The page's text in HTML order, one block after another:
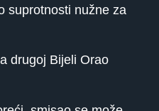
suprotnosti nužne za
drugoj Bijeli Orao